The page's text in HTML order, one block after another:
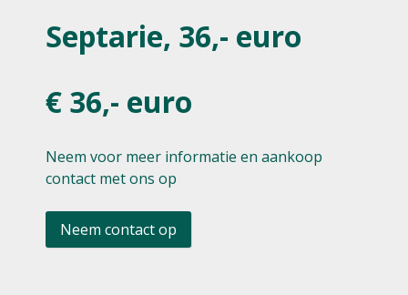
Septarie, 36,- euro
€ 36,- euro
Neem voor meer informatie en aankoop
contact met ons op
Neem contact op